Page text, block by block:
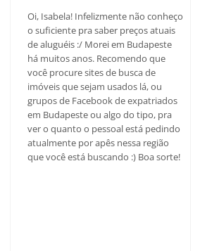
Oi, Isabela! Infelizmente não conheço
o suficiente pra saber preços atuais
de aluguéis :/ Morei em Budapeste
há muitos anos. Recomendo que
você procure sites de busca de
imóveis que sejam usados lá, ou
grupos de Facebook de expatriados
em Budapeste ou algo do tipo, pra
ver o quanto o pessoal está pedindo
atualmente por apês nessa região
que você está buscando :) Boa sorte!